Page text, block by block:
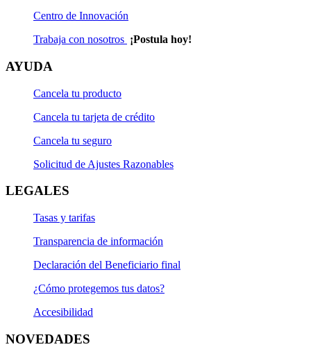
Centro de Innovación
Trabaja con nosotros ¡Postula hoy!
AYUDA
Cancela tu producto
Cancela tu tarjeta de crédito
Cancela tu seguro
Solicitud de Ajustes Razonables
LEGALES
Tasas y tarifas
Transparencia de información
Declaración del Beneficiario final
¿Cómo protegemos tus datos?
Accesibilidad
NOVEDADES